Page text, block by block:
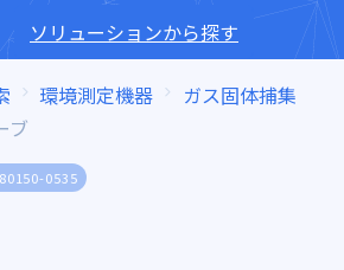
ソリューションから探す
環境測定機器
ガス固体捕集
ブ
0535